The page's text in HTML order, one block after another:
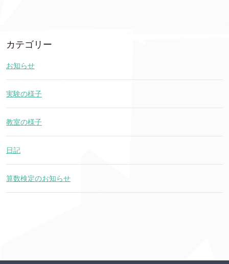
カテゴリー
お知らせ
実験の様子
教室の様子
日記
算数検定のお知らせ